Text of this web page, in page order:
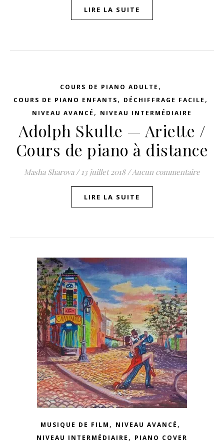
LIRE LA SUITE
COURS DE PIANO ADULTE ,
COURS DE PIANO ENFANTS, DÉCHIFFRAGE FACILE ,
NIVEAU AVANCÉ , NIVEAU INTERMÉDIAIRE
Adolph Skulte — Ariette /
Cours de piano à distance
Masha Sharova / 13 juillet 2018 /Aucun commentaire
LIRE LA SUITE
MUSIQUE DE FILM , NIVEAU AVANCÉ ,
NIVEAU INTERMÉDIAIRE , PIANO COVER